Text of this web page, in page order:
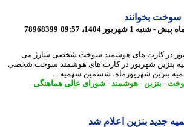
بخوانند
78968399
در کارت های هوشمند سوخت شخصی شارژ می
سهمیه بنزین شهریور در کارت های هوشمند سوخت شخصی
-بنزین- هوشمند-شورای عالی هماهنگی
بنزین اعلام شد